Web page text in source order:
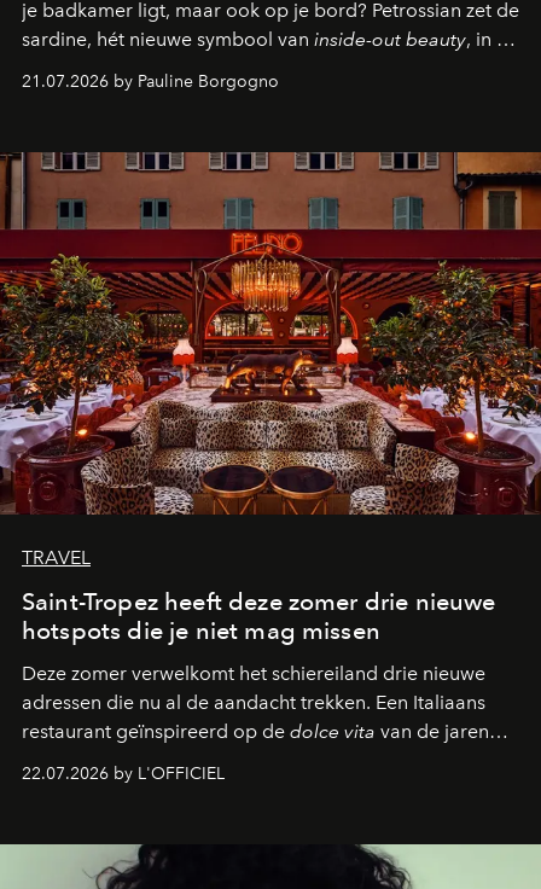
je badkamer ligt, maar ook op je bord? Petrossian zet de
sardine, hét nieuwe symbool van inside-out beauty, in de
kijker met twee gastronomische creaties.
21.07.2026 by Pauline Borgogno
TRAVEL
Saint-Tropez heeft deze zomer drie nieuwe
hotspots die je niet mag missen
Deze zomer verwelkomt het schiereiland drie nieuwe
adressen die nu al de aandacht trekken. Een Italiaans
restaurant geïnspireerd op de dolce vita van de jaren
zestig, een Japanse hotspot die na zonsondergang
verandert in een bruisende ontmoetingsplek en de
neerstrijkt in Saint-Tropez. Dit zijn de nieuwe adressen
die deze zomer de toon zetten, van lange lunches tot
22.07.2026 by L'OFFICIEL